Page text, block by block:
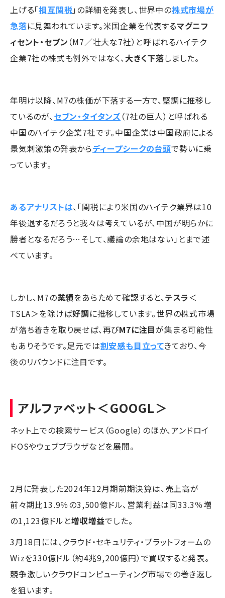
上げる「相互関税」の詳細を発表し、世界中の株式市場が
急落に見舞われています。米国企業を代表するマグニフ
ィセント・セブン （M7／壮大な7社）と呼ばれるハイテク
企業7社の株式も例外ではなく、大きく下落しました。
年明け以降、M7の株価が下落する一方で、堅調に推移し
ているのが、セブン・タイタンズ（7社の巨人）と呼ばれる
中国のハイテク企業7社です。中国企業は中国政府による
景気刺激策の発表からディープシークの台頭で勢いに乗
っています。
あるアナリストは、「関税により米国のハイテク業界は10
年後退するだろうと我々は考えているが、中国が明らかに
勝者となるだろう…そして、議論の余地はない」とまで述
べています。
しかし、M7の業績をあらためて確認すると、テスラ ＜
TSLA＞を除けば好調に推移しています。世界の株式市場
が落ち着きを取り戻せば、再びM7に注目が集まる可能性
もありそうです。足元では割安感も目立ってきており、今
後のリバウンドに注目です。
アルファベット＜GOOGL＞
ネット上での検索サービス（Google）のほか、アンドロイ
ドOSやウェブブラウザなどを展開。
2月に発表した2024年12月期前期決算は、売上高が
前々期比13.9％の3,500億ドル、営業利益は同33.3％増
の1,123億ドルと増収増益でした。
3月18日には、クラウド・セキュリティ・プラットフォームの
Wizを330億ドル（約4兆9,200億円）で買収すると発表。
競争激しいクラウドコンピューティング市場での巻き返し
を狙います。